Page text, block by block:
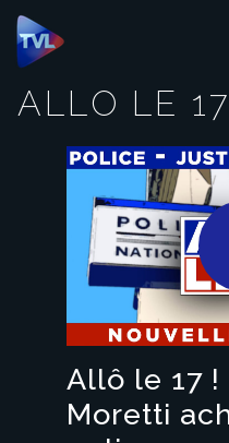
Panneau de gestion des
ALLO LE
Allô le 17
Moretti